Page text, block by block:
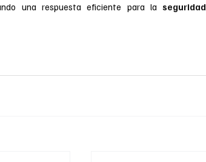
una respuesta eficiente para la seguridad